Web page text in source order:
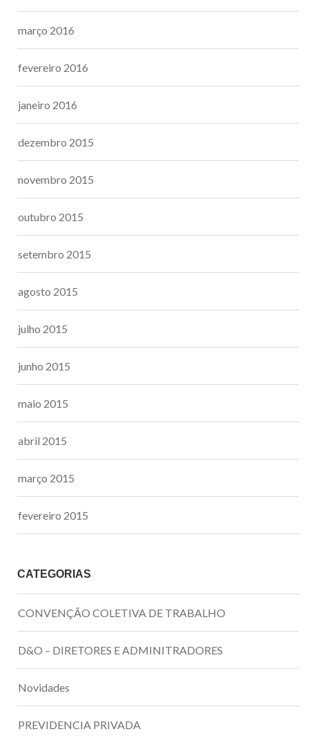
março 2016
fevereiro 2016
janeiro 2016
dezembro 2015
novembro 2015
outubro 2015
setembro 2015
agosto 2015
julho 2015
junho 2015
maio 2015
abril 2015
março 2015
fevereiro 2015
CATEGORIAS
CONVENÇÃO COLETIVA DE TRABALHO
D&O – DIRETORES E ADMINITRADORES
Novidades
PREVIDENCIA PRIVADA